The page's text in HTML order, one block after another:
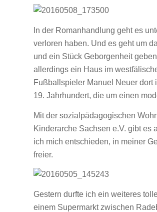
In der Romanhandlung geht es
verloren haben. Und es geht um
und ein Stück Geborgenheit
allerdings ein Haus im
Fußballspieler Manuel Neuer dort
19. Jahrhundert, die um einen
Mit der sozialpädagogischen
Kinderarche Sachsen e.V. gibt es
ich mich entschieden, in meiner
freier.
Gestern durfte ich ein weiteres
einem Supermarkt zwischen